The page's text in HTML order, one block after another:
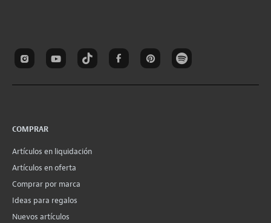
COMPRAR
Artículos en liquidación
Artículos en oferta
Comprar por marca
Ideas para regalos
Nuevos artículos